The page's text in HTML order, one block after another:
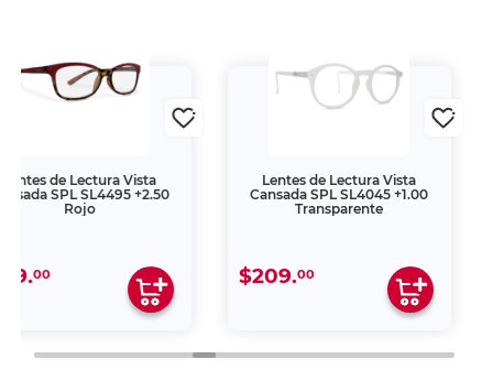
Lentes de Lectura Vista
Cansada SPL SL4045 +1.00
00
Lentes de Lectura
Cansada SPL SL4228
00